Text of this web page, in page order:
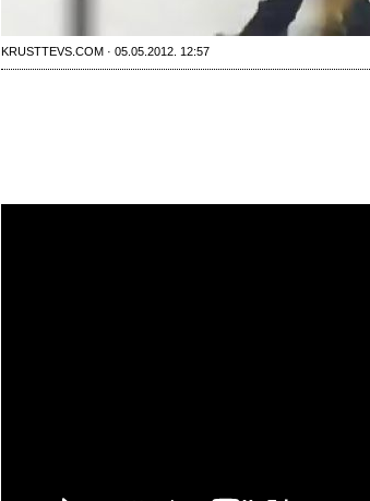
KRUSTTEVS.COM · 05.05.2012. 12:57